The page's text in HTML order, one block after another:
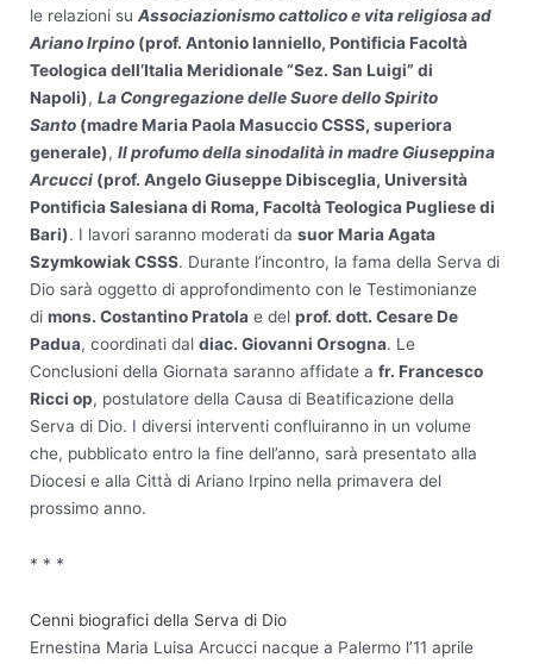
le relazioni su Associazionismo cattolico e vita religiosa ad
Ariano Irpino (prof. Antonio Ianniello, Pontificia Facoltà
Teologica dell’Italia Meridionale “Sez. San Luigi” di
Napoli), La Congregazione delle Suore dello Spirito
Santo (madre Maria Paola Masuccio CSSS, superiora
generale), Il profumo della sinodalità in madre Giuseppina
Arcucci (prof. Angelo Giuseppe Dibisceglia, Università
Pontificia Salesiana di Roma, Facoltà Teologica Pugliese di
Bari). I lavori saranno moderati da suor Maria Agata
Szymkowiak CSSS. Durante l’incontro, la fama della Serva di
Dio sarà oggetto di approfondimento con le Testimonianze
di mons. Costantino Pratola e del prof. dott. Cesare De
Padua, coordinati dal diac. Giovanni Orsogna. Le
Conclusioni della Giornata saranno affidate a fr. Francesco
Ricci op, postulatore della Causa di Beatificazione della
Serva di Dio. I diversi interventi confluiranno in un volume
che, pubblicato entro la fine dell’anno, sarà presentato alla
Diocesi e alla Città di Ariano Irpino nella primavera del
prossimo anno.
* * *
Cenni biografici della Serva di Dio
Ernestina Maria Luisa Arcucci nacque a Palermo l’11 aprile